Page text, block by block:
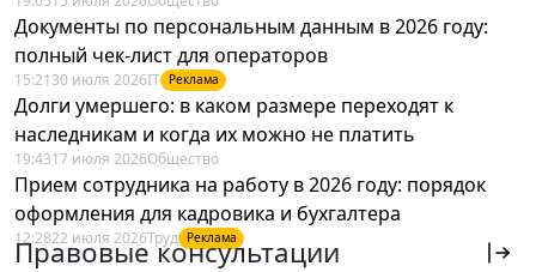
Документы по персональным данным в 2026 году:
полный чек-лист для операторов
15:21 30 июля 2026IT Реклама
Долги умершего: в каком размере переходят к
наследникам и когда их можно не платить
19:4317 июля 2026Общество
Прием сотрудника на работу в 2026 году: порядок
оформления для кадровика и бухгалтера
12:2822 июля 2026Труд Реклама
Правовые консультации